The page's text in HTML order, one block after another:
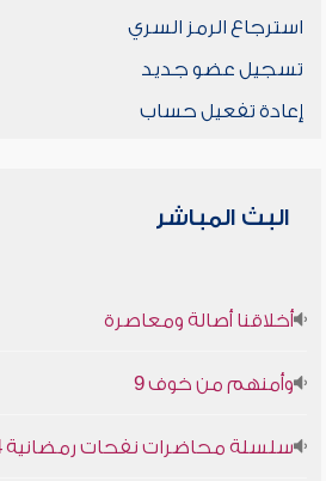
استرجاع الرمز السري
تسجيل عضو جديد
إعادة تفعيل حساب
البث المباشر
أخلاقنا أصالة ومعاصرة
وأمنهم من خوف 9
سلسلة محاضرات نفحات رمضانية 1444هـ